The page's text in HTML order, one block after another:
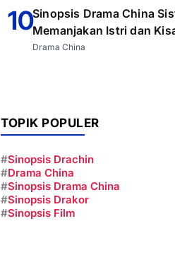
10Sinopsis Drama China
Memanjakan Istri dan
Drama China
TOPIK POPULER
#Sinopsis Drachin
#Drama China
#Sinopsis Drama China
#Sinopsis Drakor
#Sinopsis Film